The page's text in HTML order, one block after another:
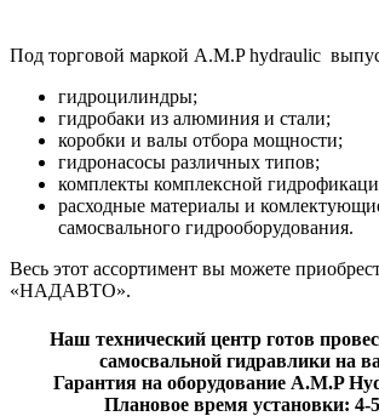
Под торговой маркой A.M.P hydraulic
гидроцилиндры;
гидробаки из алюминия и стали;
коробки и валы отбора мощности;
гидронасосы различных типов;
комплекты комплексной
расходные материалы и
самосвального гидрооборудования.
Весь этот ассортимент вы можете
«НАДАВТО».
Наш технический центр готов
самосвальной гидравлики на
Гарантия на оборудование A.M.P
Плановое время установки: 4-